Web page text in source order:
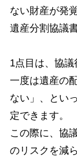
ない財産が発
遺産分割協議
1点目は、協議
一度は遺産の
ない」、とい
定できます。
この際に、協
のリスクを減